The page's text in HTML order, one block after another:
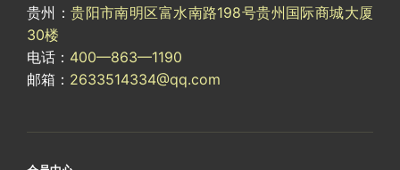
贵州：贵阳市南明区富水南路198号贵州国际商城大厦
30楼
电话： 400—863—1190
邮箱： 2633514334@qq.com